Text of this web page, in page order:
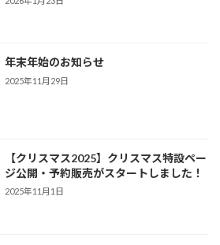
年末年始のお知らせ
2025年11月29日
【クリスマス2025】クリスマス特設ペー
ジ公開・予約販売がスタートしました！
2025年11月1日